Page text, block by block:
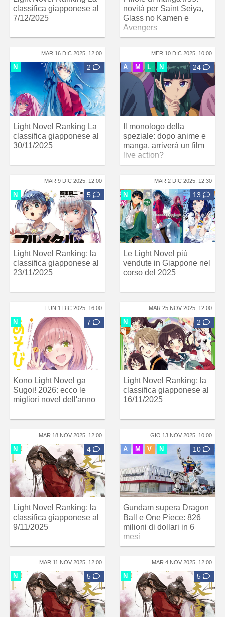
classifica giapponese al
7/12/2025
novità per Saint Seiya,
Glass no Kamen e
Avengers
MAR 16 DIC 2025, 12:00
N 2
Light Novel Ranking La
classifica giapponese al
30/11/2025
MER 10 DIC 2025, 10:00
A M L N 24
Il monologo della
speziale: dopo anime e
manga, arriverà un film
live action?
MAR 9 DIC 2025, 12:00
N 5
Light Novel Ranking: la
classifica giapponese al
23/11/2025
MAR 2 DIC 2025, 12:30
N 13
Le Light Novel più
vendute in Giappone nel
corso del 2025
LUN 1 DIC 2025, 16:00
N 7
Kono Light Novel ga
Sugoi! 2026: ecco le
migliori novel dell'anno
MAR 25 NOV 2025, 12:00
N 2
Light Novel Ranking: la
classifica giapponese al
16/11/2025
MAR 18 NOV 2025, 12:00
N 4
Light Novel Ranking: la
classifica giapponese al
9/11/2025
GIO 13 NOV 2025, 10:00
A M V N 10
Gundam supera Dragon
Ball e One Piece: 826
milioni di dollari in 6
mesi
MAR 11 NOV 2025, 12:00
N 5
MAR 4 NOV 2025, 12:00
N 5